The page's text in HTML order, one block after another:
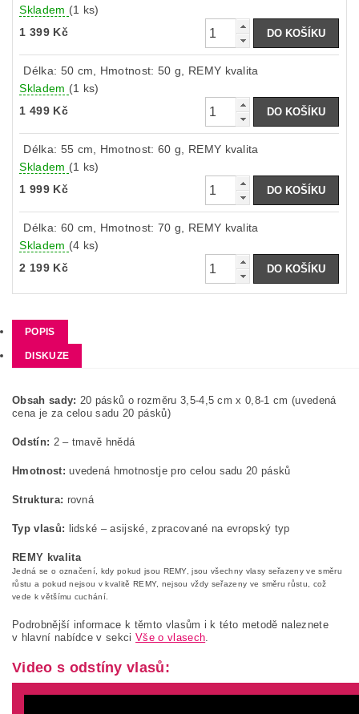
Skladem (1 ks)
1 399 Kč
Délka: 50 cm, Hmotnost: 50 g, REMY kvalita
Skladem (1 ks)
1 499 Kč
Délka: 55 cm, Hmotnost: 60 g, REMY kvalita
Skladem (1 ks)
1 999 Kč
Délka: 60 cm, Hmotnost: 70 g, REMY kvalita
Skladem (4 ks)
2 199 Kč
POPIS
DISKUZE
Obsah sady: 20 pásků o rozměru 3,5-4,5 cm x 0,8-1 cm (uvedená
cena je za celou sadu 20 pásků)
Odstín: 2 – tmavě hnědá
Hmotnost: uvedená hmotnostje pro celou sadu 20 pásků
Struktura: rovná
Typ vlasů: lidské – asijské, zpracované na evropský typ
REMY kvalita
Jedná se o označení, kdy pokud jsou REMY, jsou všechny vlasy seřazeny ve směru
růstu a pokud nejsou v kvalitě REMY, nejsou vždy seřazeny ve směru růstu, což
vede k většímu cuchání.
Podrobnější informace k těmto vlasům i k této metodě naleznete
v hlavní nabídce v sekciVše o vlasech.
Video s odstíny vlasů: